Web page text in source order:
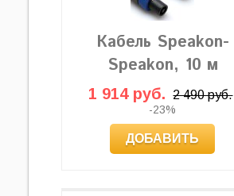
Кабель Speakon-
Speakon, 10 м
1 914 руб. 2 490 руб.
-23%
ДОБАВИТЬ